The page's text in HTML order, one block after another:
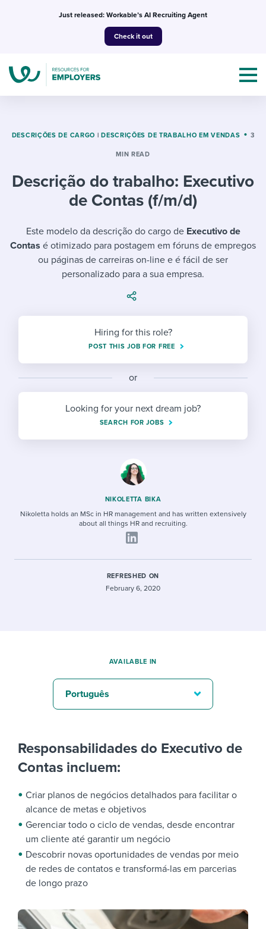
Just released: Workable’s AI Recruiting Agent
Check it out
Mobilizing AI in my work
Evaluating candidates
Working together with others
Developing & retaining people
Ensuring compliance
Finding and attracting people
Candidate/employee experiences
Templates & Guides
I WANT...
Job description templates
Interview question templates
Onboarding checklists
Step-by-step tutorials
HR terms
I WANT TO LEARN ABOUT...
Applying for a job
Pay & benefits
Career development
Overall career resources
Attend webinars & events
Workable customer stories
Explore Workable
DESCRIÇÕES DE CARGO | DESCRIÇÕES DE TRABALHO EM VENDAS 3
MIN READ
Descrição do trabalho: Executivo
de Contas (f/m/d)
Este modelo da descrição do cargo de Executivo de
Contas é otimizado para postagem em fóruns de empregos
ou páginas de carreiras on-line e é fácil de ser
personalizado para a sua empresa.
Hiring for this role?
POST THIS JOB FOR FREE
or
Looking for your next dream job?
SEARCH FOR JOBS
NIKOLETTA BIKA
Nikoletta holds an MSc in HR management and has written extensively
about all things HR and recruiting.
REFRESHED ON
February 6, 2020
Responsabilidades do Executivo de
Contas incluem:
Criar planos de negócios detalhados para facilitar o
alcance de metas e objetivos
Gerenciar todo o ciclo de vendas, desde encontrar
um cliente até garantir um negócio
Descobrir novas oportunidades de vendas por meio
de redes de contatos e transformá-las em parcerias
de longo prazo
AVAILABLE IN
Português